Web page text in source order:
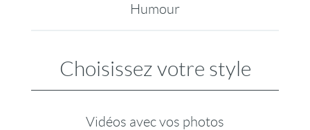
Humour
Choisissez votre style
Vidéos avec vos photos